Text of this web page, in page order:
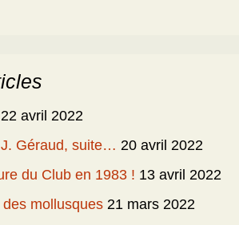
22 avril 2022
Géraud, suite… 20 avril 2022
du Club en 1983 ! 13 avril 2022
des mollusques 21 mars 2022